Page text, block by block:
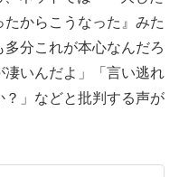
からこうなった』みた
分これが本心なんだろ
いんだよ」「言い逃れ
」などと批判する声が